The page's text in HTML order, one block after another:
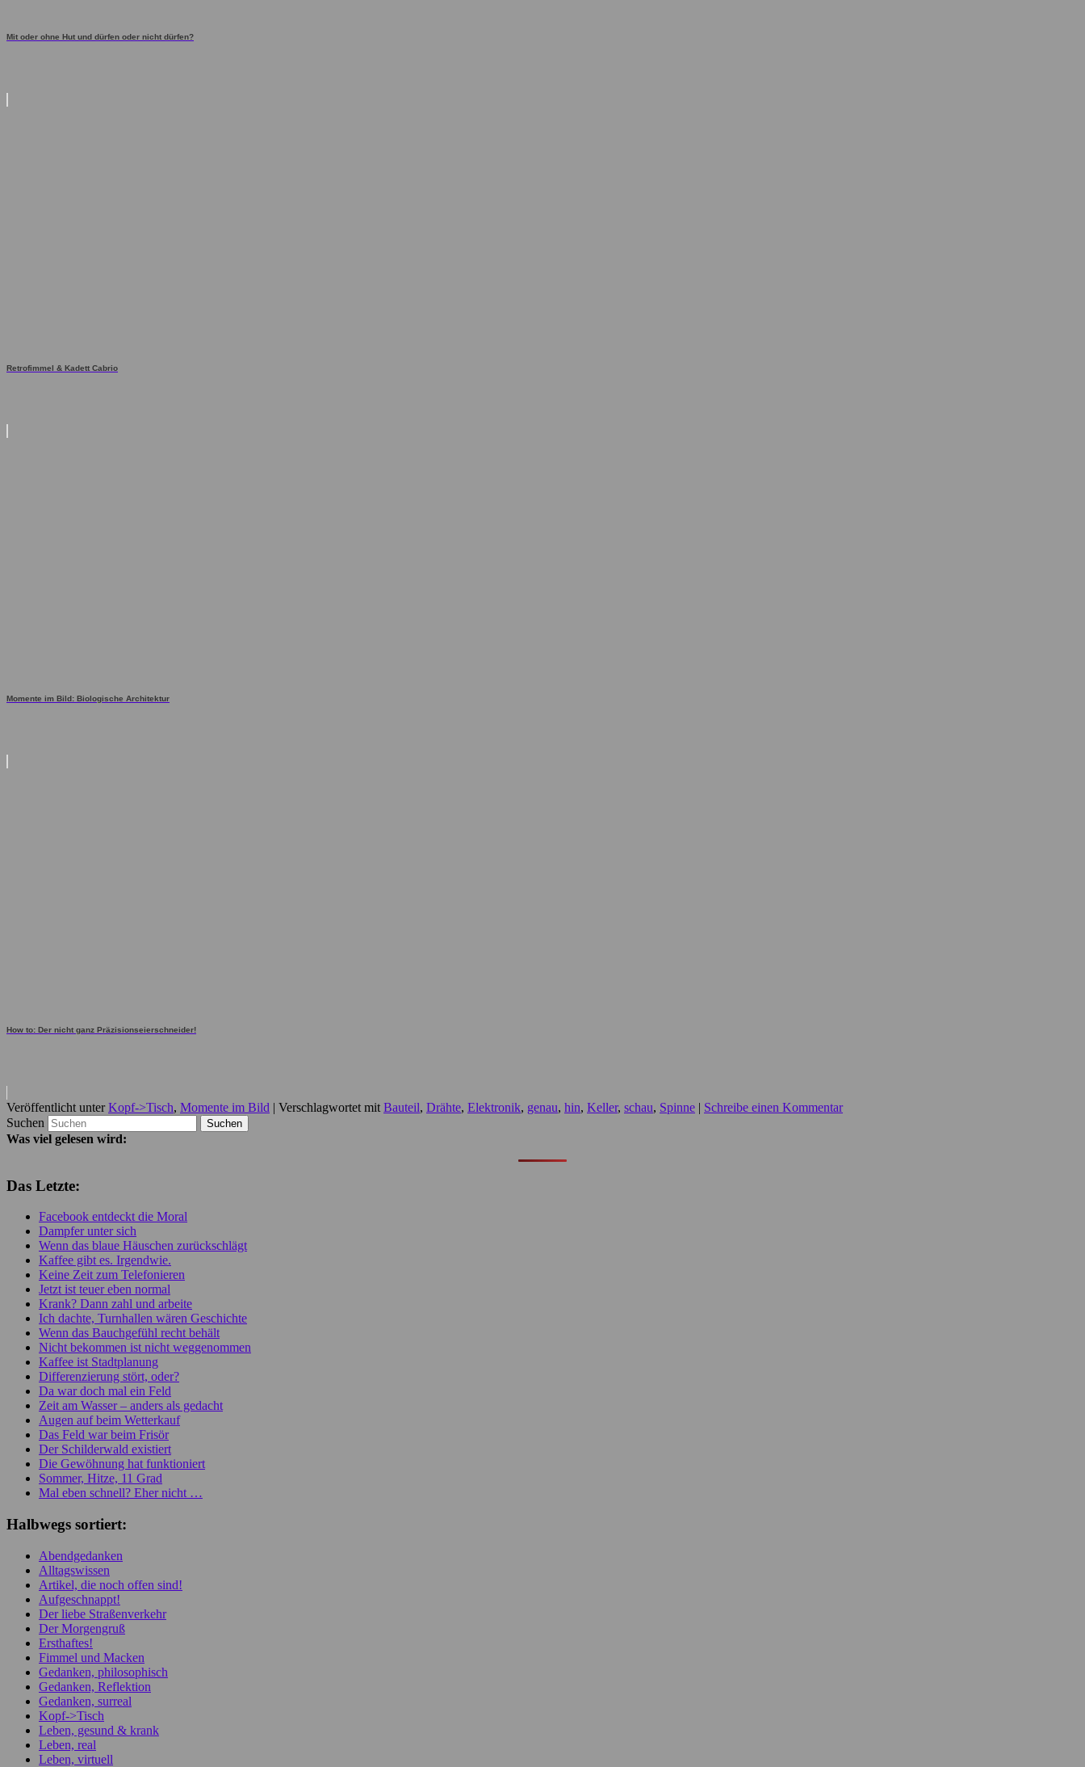
Mit oder ohne Hut und dürfen oder nicht dürfen?
Retrofimmel & Kadett Cabrio
Momente im Bild: Biologische Architektur
How to: Der nicht ganz Präzisionseierschneider!
Veröffentlicht unter Kopf->Tisch, Momente im Bild | Verschlagwortet mit Bauteil, Drähte, Elektronik, genau, hin, Keller, schau, Spinne | Schreibe einen Kommentar
Suchen
Was viel gelesen wird:
Das Letzte:
Facebook entdeckt die Moral
Dampfer unter sich
Wenn das blaue Häuschen zurückschlägt
Kaffee gibt es. Irgendwie.
Keine Zeit zum Telefonieren
Jetzt ist teuer eben normal
Krank? Dann zahl und arbeite
Ich dachte, Turnhallen wären Geschichte
Wenn das Bauchgefühl recht behält
Nicht bekommen ist nicht weggenommen
Kaffee ist Stadtplanung
Differenzierung stört, oder?
Da war doch mal ein Feld
Zeit am Wasser – anders als gedacht
Augen auf beim Wetterkauf
Das Feld war beim Frisör
Der Schilderwald existiert
Die Gewöhnung hat funktioniert
Sommer, Hitze, 11 Grad
Mal eben schnell? Eher nicht …
Halbwegs sortiert:
Abendgedanken
Alltagswissen
Artikel, die noch offen sind!
Aufgeschnappt!
Der liebe Straßenverkehr
Der Morgengruß
Ersthaftes!
Fimmel und Macken
Gedanken, philosophisch
Gedanken, Reflektion
Gedanken, surreal
Kopf->Tisch
Leben, gesund & krank
Leben, real
Leben, virtuell